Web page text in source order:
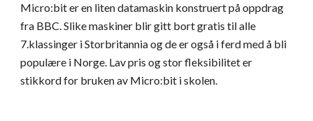
Micro:bit er en liten datamaskin konstruert på oppdrag
fra BBC. Slike maskiner blir gitt bort gratis til alle
7.klassinger i Storbritannia og de er også i ferd med å bli
populære i Norge. Lav pris og stor fleksibilitet er
stikkord for bruken av Micro:bit i skolen.